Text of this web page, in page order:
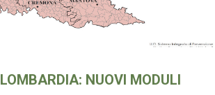
NUOVI MODULI